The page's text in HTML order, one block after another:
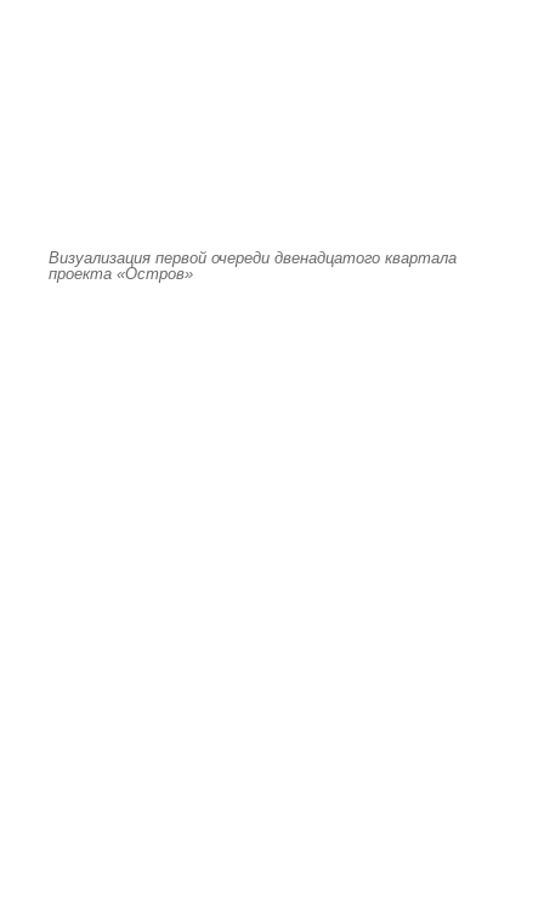
Визуализация первой очереди двенадцатого квартала
проекта «Остров»